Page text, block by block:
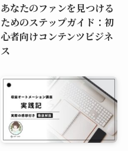
あなたのファンを見つける
ためのステップガイド：初
心者向けコンテンツビジネ
ス